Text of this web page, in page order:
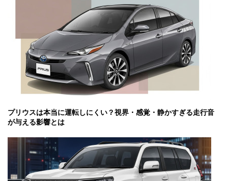
プリウスは本当に運転しにくい？視界・感覚・静かすぎる走行音
が与える影響とは